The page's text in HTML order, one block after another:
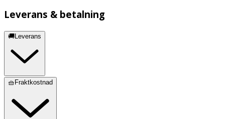
Leverans & betalning
🚚Leverans
🧺Fraktkostnad